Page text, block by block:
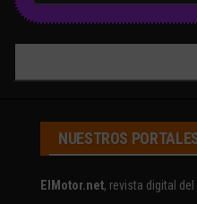
NUESTROS
ElMotor.net, revista digital